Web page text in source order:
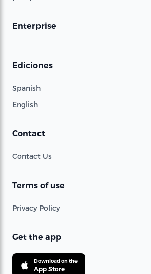
Enterprise
Ediciones
Spanish
English
Contact
Contact Us
Terms of use
Privacy Policy
Get the app
Download on the
App Store